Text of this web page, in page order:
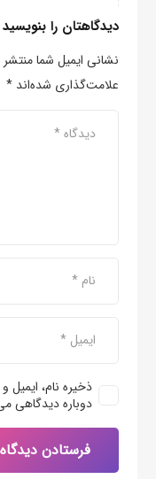
دیدگاهتان را بنویسید
نشانی ایمیل شما
علامت‌گذاری شده‌اند *
ذخیره نام، ایمیل
دوباره دیدگاهی
فرستادن دیدگاه